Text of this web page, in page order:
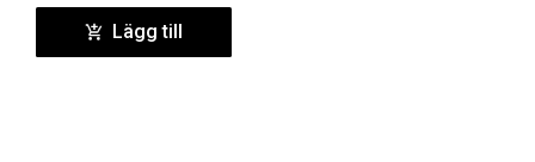
Lägg till